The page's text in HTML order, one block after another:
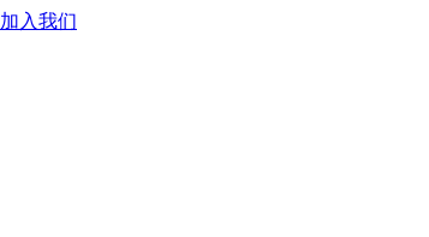
加入我们